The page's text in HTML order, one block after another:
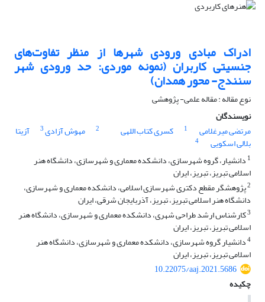
ادراک مبادی ورودی شهرها از منظر تفاوت‌های
جنسیتی کاربران (نمونه موردی: حد ورودی شهر
سنندج- محور همدان)
نوع مقاله : مقاله علمی- پژوهشی
نویسندگان
مرتضی میرغلامی
1 کسری کتاب اللهی 2 مهوش آزادی3 آزیتا
بلالی اسکویی
4
1 دانشیار، گروه شهرسازی، دانشکده معماری و شهرسازی، دانشگاه هنر
اسلامی تبریز، تبریز، ایران
2پژوهشگر مقطع دکتری شهرسازی اسلامی، دانشکده معماری و شهرسازی،
دانشگاه هنر اسلامی تبریز، تبریز، آذربایجان شرقی، ایران
3کارشناس ارشد طراحی شهری، دانشکده معماری و شهرسازی، دانشگاه هنر
اسلامی تبریز، تبریز، ایران
4دانشیار گروه شهرسازی، دانشکده معماری و شهرسازی، دانشگاه هنر
اسلامی تبریز، تبریز، ایران
10.22075/aaj.2021.5686
چکیده